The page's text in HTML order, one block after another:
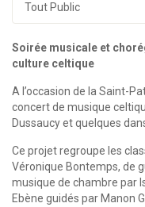
Tout Public
Soirée musicale et
culture celtique
A l’occasion de la Saint-
concert de musique
Dussaucy et quelques
Ce projet regroupe les
Véronique Bontemps, de
musique de chambre par
Ebène guidés par Manon